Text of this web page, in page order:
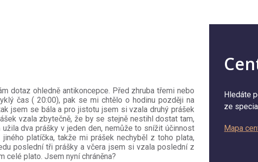
dotaz ohledně antikoncepce. Před zhruba třemi nebo
čas ( 20:00), pak se mi chtělo o hodinu později na
jsem se bála a pro jistotu jsem si vzala druhý prášek
vzala zbytečně, že by se stejně nestihl dostat tam,
dva prášky v jeden den, nemůže to snížit účinnost
platíčka, takže mi prášek nechyběl z toho plata,
poslední tři prášky a včera jsem si vzala poslední z
celé plato. Jsem nyní chráněna?
Hledáte
ze
Mapa